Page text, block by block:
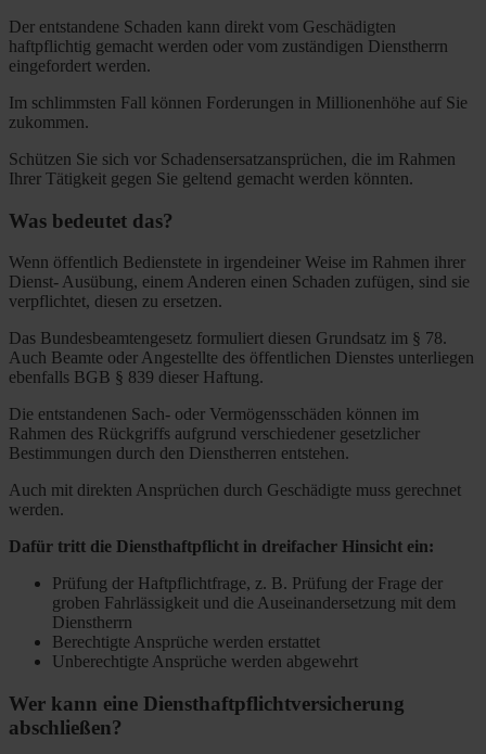
Der entstandene Schaden kann direkt vom Geschädigten
haftpflichtig gemacht werden oder vom zuständigen Dienstherrn
eingefordert werden.
Im schlimmsten Fall können Forderungen in Millionenhöhe auf Sie
zukommen.
Schützen Sie sich vor Schadensersatzansprüchen, die im Rahmen
Ihrer Tätigkeit gegen Sie geltend gemacht werden könnten.
Was bedeutet das?
Wenn öffentlich Bedienstete in irgendeiner Weise im Rahmen ihrer
Dienst- Ausübung, einem Anderen einen Schaden zufügen, sind sie
verpflichtet, diesen zu ersetzen.
Das Bundesbeamtengesetz formuliert diesen Grundsatz im § 78.
Auch Beamte oder Angestellte des öffentlichen Dienstes unterliegen
ebenfalls BGB § 839 dieser Haftung.
Die entstandenen Sach- oder Vermögensschäden können im
Rahmen des Rückgriffs aufgrund verschiedener gesetzlicher
Bestimmungen durch den Dienstherren entstehen.
Auch mit direkten Ansprüchen durch Geschädigte muss gerechnet
werden.
Dafür tritt die Diensthaftpflicht in dreifacher Hinsicht ein:
Prüfung der Haftpflichtfrage, z. B. Prüfung der Frage der
groben Fahrlässigkeit und die Auseinandersetzung mit dem
Dienstherrn
Berechtigte Ansprüche werden erstattet
Unberechtigte Ansprüche werden abgewehrt
Wer kann eine Diensthaftpflichtversicherung
abschließen?